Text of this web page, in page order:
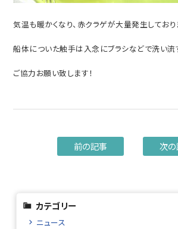
気温も暖かくなり、赤クラゲが大量発生しており
船体についた触手は入念にブラシなどで洗い流
ご協力お願い致します！
前の記事 次
カテゴリー
ニュース